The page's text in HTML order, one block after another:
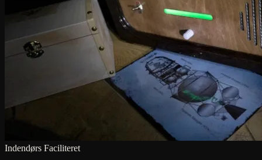
Indendørs Faciliteret